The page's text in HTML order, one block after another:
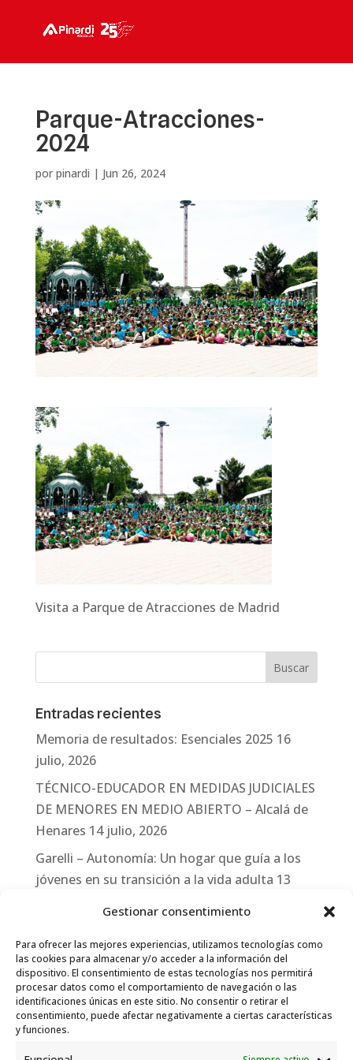
Gestionar consentimiento
Para ofrecer las mejores experiencias, utilizamos tecnologías como
las cookies para almacenar y/o acceder a la información del
dispositivo. El consentimiento de estas tecnologías nos permitirá
procesar datos como el comportamiento de navegación o las
identificaciones únicas en este sitio. No consentir o retirar el
consentimiento, puede afectar negativamente a ciertas características
y funciones.
Parque-Atracciones-
2024
por pinardi | Jun 26, 2024
Visita a Parque de Atracciones de Madrid
Entradas recientes
Memoria de resultados: Esenciales 2025 16
julio, 2026
TÉCNICO-EDUCADOR EN MEDIDAS JUDICIALES
DE MENORES EN MEDIO ABIERTO – Alcalá de
Henares 14 julio, 2026
Garelli – Autonomía: Un hogar que guía a los
jóvenes en su transición a la vida adulta 13
Garelli-Refugio: Acciones de empleo en el
marco del Sistema de Acogida de Protección
Internacional 10 julio, 2026